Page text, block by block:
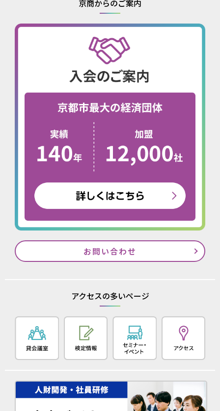
京商からのご案内
お問い合わせ
アクセスの多いページ